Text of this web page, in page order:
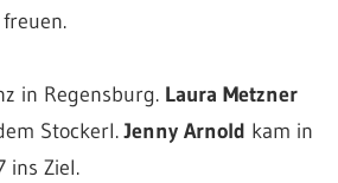
in Regensburg. Laura Metzner
Stockerl.Jenny Arnold kam in
ins Ziel.